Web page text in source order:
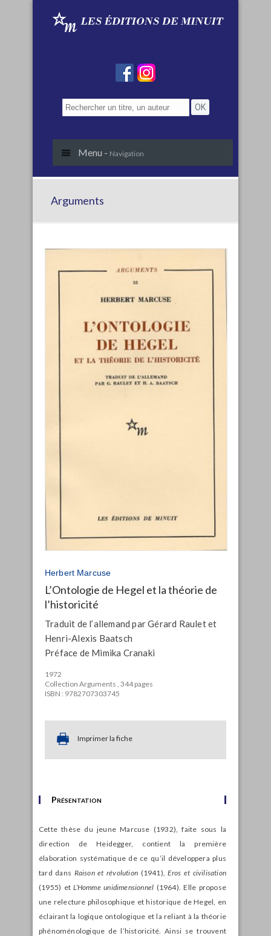
Menu - Navigation
Arguments
Herbert Marcuse
L’Ontologie de Hegel et la théorie de
l’historicité
Traduit de l’allemand par Gérard Raulet et
Henri-Alexis Baatsch
Préface de Mimika Cranaki
1972
Collection Arguments , 344 pages
ISBN : 9782707303745
Imprimer la fiche
Présentation
Cette thèse du jeune Marcuse (1932), faite sous la
direction de Heidegger, contient la première
élaboration systématique de ce qu’il développera plus
tard dans Raison et révolution (1941),Eros et civilisation
(1955) etL’Homme unidimensionnel (1964). Elle propose
une relecture philosophique et historique de Hegel, en
éclairant la logique ontologique et la reliant à la théorie
phénoménologique de l’historicité. Ainsi se trouvent